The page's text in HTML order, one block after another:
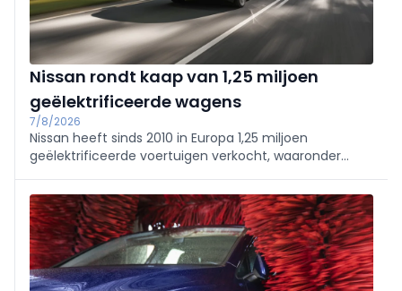
Nissan rondt kaap van 1,25 miljoen
geëlektrificeerde wagens
7/8/2026
Nissan heeft sinds 2010 in Europa 1,25 miljoen
geëlektrificeerde voertuigen verkocht, waaronder
nieuwe EV's in het A-segment en de JUKE breidt het
merk zijn aanbod verder uit.